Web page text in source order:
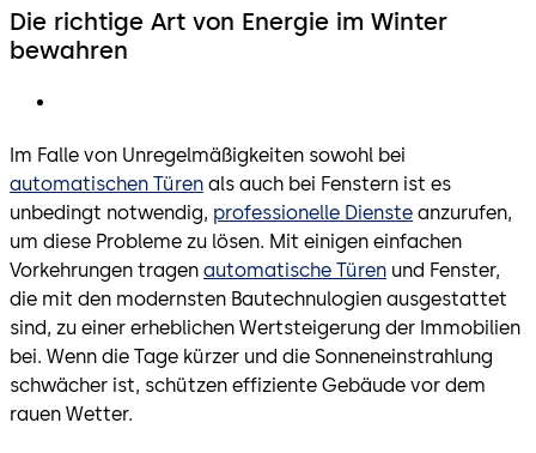
Die richtige Art von Energie im Winter
bewahren
Im Falle von Unregelmäßigkeiten sowohl bei
automatischen Türen als auch bei Fenstern ist es
unbedingt notwendig, professionelle Dienste anzurufen,
um diese Probleme zu lösen. Mit einigen einfachen
Vorkehrungen tragen automatische Türen und Fenster,
die mit den modernsten Bautechnulogien ausgestattet
sind, zu einer erheblichen Wertsteigerung der Immobilien
bei. Wenn die Tage kürzer und die Sonneneinstrahlung
schwächer ist, schützen effiziente Gebäude vor dem
rauen Wetter.